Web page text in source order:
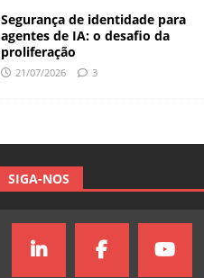
Segurança de identidade para
agentes de IA: o desafio da
proliferação
21/07/2026 3
SIGA-NOS